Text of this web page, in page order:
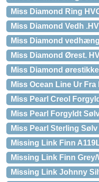
Miss Diamond Ring
Miss Diamond Vedh
Miss Diamond
Miss Diamond Ørest.
Miss Diamond
Miss Ocean Line Ur Fra
Miss Pearl Creol
Miss Pearl Forgyldt
Miss Pearl Sterling
Missing Link Finn
Missing Link Finn Grey/
Missing Link Johnny